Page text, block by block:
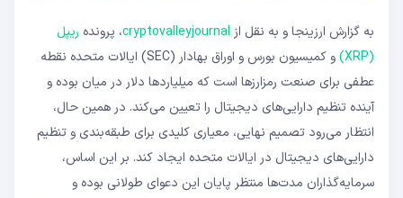
به گزارش ارزینجا و به نقل از cryptovalleyjournal، پرونده ریپل
(XRP)
و کمیسیون بورس و اوراق بهادار (SEC) ایالات متحده نقطه
عطفی برای صنعت رمزارزها است که میلیاردها دلار در میان بوده و
آینده تنظیم دارایی‌های دیجیتال را تعیین می‌کند. در همین حال،
انتظار می‌رود تصمیم نهایی، معیاری کلیدی برای طبقه‌بندی و تنظیم
دارایی‌های دیجیتال در ایالات متحده ایجاد کند. بر این اساس،
سرمایه‌گذاران مدت‌ها منتظر پایان این دعوای طولانی بوده‌ و